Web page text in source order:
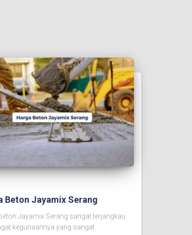
Beton Jayamix Serang
Jayamix Serang sangat terjangkau
kegunaannya yang sangat